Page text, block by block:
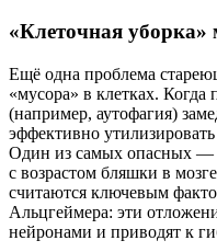
«Клеточная уборка»
Ещё одна проблема
«мусора» в клетках.
(например, аутофагия)
эффективно
Один из самых опасных —
с возрастом бляшки в
считаются ключевым
Альцгеймера: эти
нейронами и приводят к